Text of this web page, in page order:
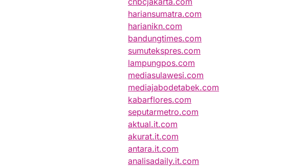
hariansumatra.com
harianikn.com
bandungtimes.com
sumutekspres.com
lampungpos.com
mediasulawesi.com
mediajabodetabek.com
kabarflores.com
seputarmetro.com
aktual.it.com
akurat.it.com
antara.it.com
analisadaily.it.com